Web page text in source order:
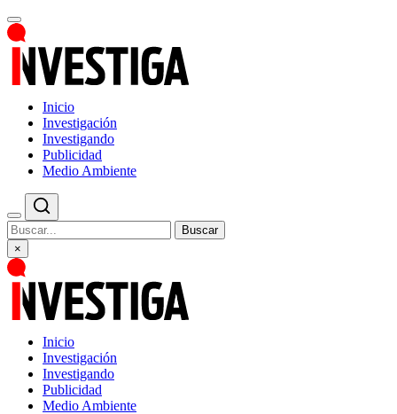
Inicio
Investigación
Investigando
Publicidad
Medio Ambiente
Buscar
×
Inicio
Investigación
Investigando
Publicidad
Medio Ambiente